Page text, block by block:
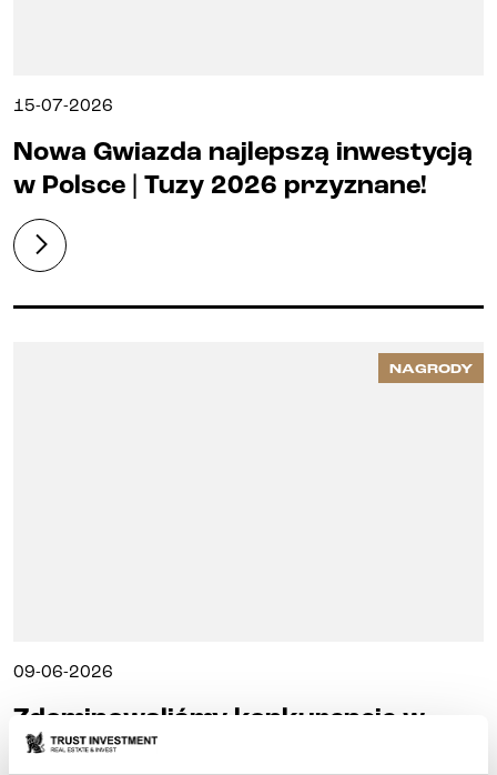
15-07-2026
Nowa Gwiazda najlepszą inwestycją
w Polsce | Tuzy 2026 przyznane!
NAGRODY
09-06-2026
Zdominowaliśmy konkurencję w
konkursie Best Living Awards 2026